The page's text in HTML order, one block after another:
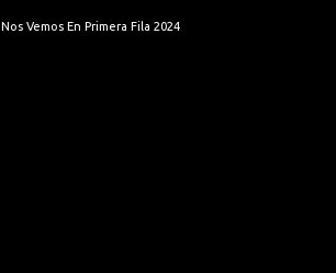
Nos Vemos En Primera Fila 2024